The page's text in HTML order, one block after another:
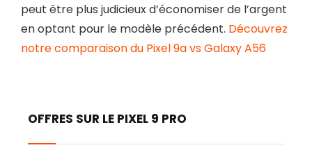
peut être plus judicieux d’économiser de l’argent
en optant pour le modèle précédent. Découvrez
notre comparaison du Pixel 9a vs Galaxy A56
OFFRES SUR LE PIXEL 9 PRO